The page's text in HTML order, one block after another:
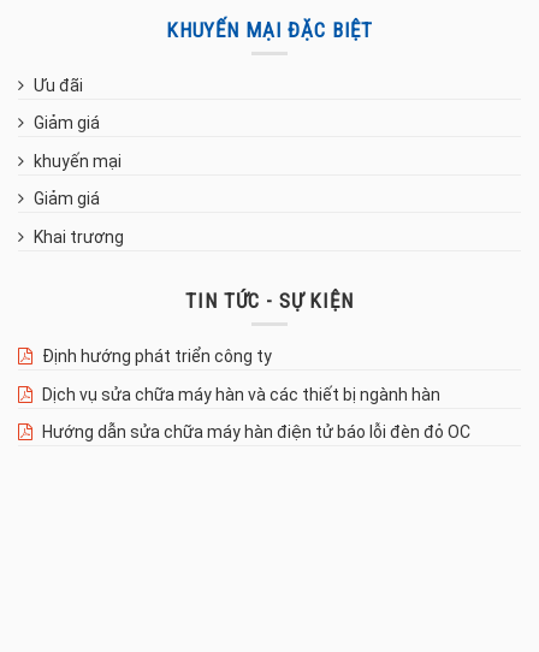
KHUYẾN MẠI ĐẶC BIỆT
Ưu đãi
Giảm giá
khuyến mại
Giảm giá
Khai trương
TIN TỨC - SỰ KIỆN
Định hướng phát triển công ty
Dịch vụ sửa chữa máy hàn và các thiết bị ngành hàn
Hướng dẫn sửa chữa máy hàn điện tử báo lỗi đèn đỏ OC